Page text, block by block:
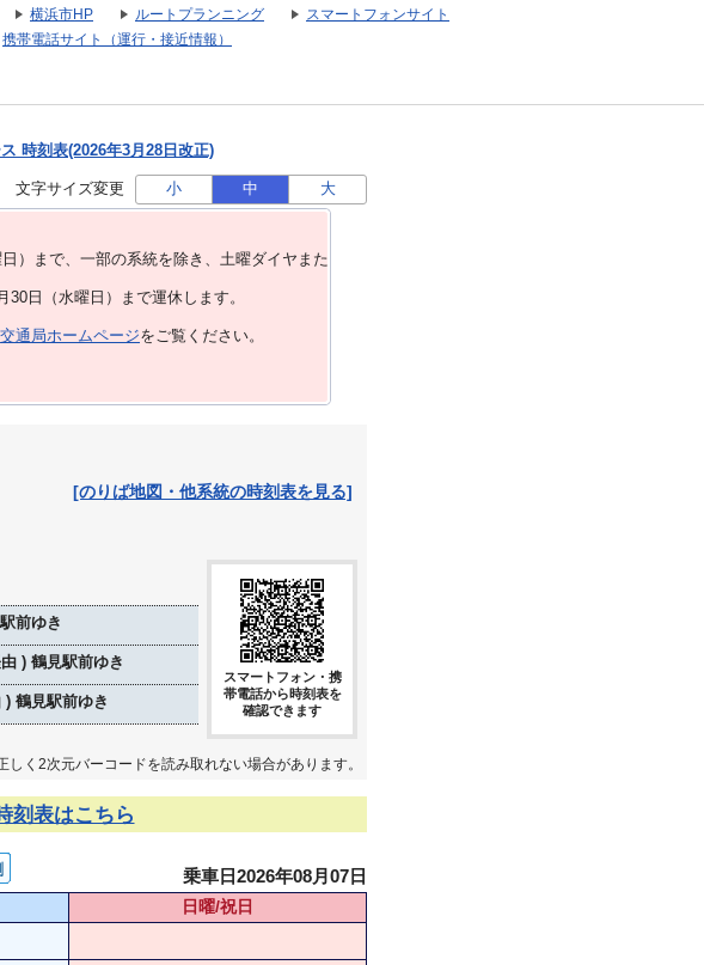
横浜市HP ルートプランニング
スマートフォンサイト
携帯電話サイト（運行・接近情報）
時刻表(2026年3月28日改正)
文字サイズ変更 小 中 大
）まで、⼀部の系統を除き、⼟曜ダイヤまた
日（水曜日）まで運休します。
交通局ホームページをご覧ください。
[のりば地図・他系統の時刻表を見る]
前ゆき
) 鶴見駅前ゆき
) 鶴見駅前ゆき
スマートフォン・携
帯電話から時刻表を
確認できます
く2次元バーコードを読み取れない場合があります。
刻表はこちら
乗車日2026年08月07日
日曜/祝日